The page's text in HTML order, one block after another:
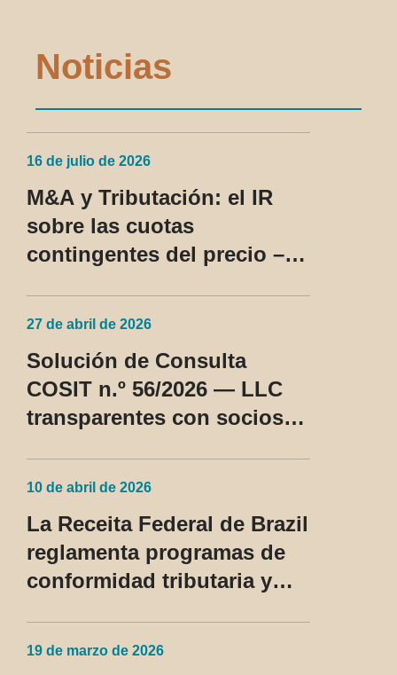
Noticias
16 de julio de 2026
M&A y Tributación: el IR
sobre las cuotas
contingentes del precio –
27 de abril de 2026
Solución de Consulta
COSIT n.º 56/2026 — LLC
transparentes con socios
privilegiado
10 de abril de 2026
La Receita Federal de Brazil
reglamenta programas de
conformidad tributaria y
19 de marzo de 2026